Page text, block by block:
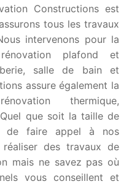
Constructions est
tous les travaux
intervenons pour la
plafond et
salle de bain et
assure également la
thermique,
que soit la taille de
de faire appel à nos
des travaux de
mais ne savez pas où
vous conseillent et